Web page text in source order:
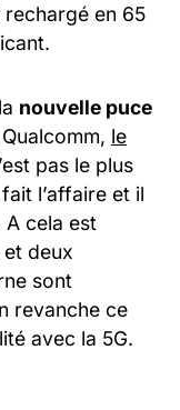
rechargé en 65
nouvelle puce
le
pas le plus
l’affaire et il
cela est
deux
sont
revanche ce
avec la 5G.